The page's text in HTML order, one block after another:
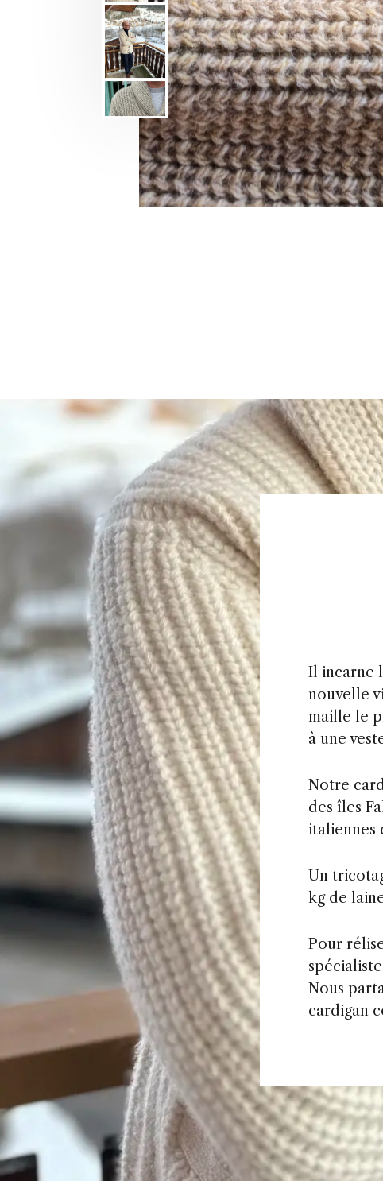
Il incarne
nouvelle
maille le
à une
Notre
des îles
italiennes
Un
kg de
Pour
Nous
cardigan